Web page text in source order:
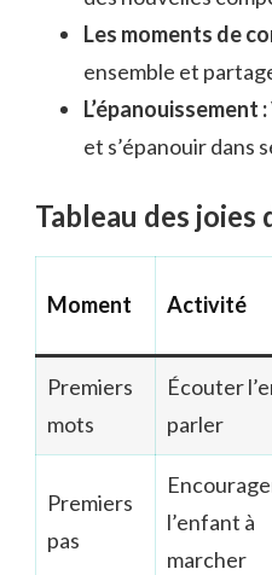
Les moments de
ensemble et
L’épanouissement :
et s’épanouir dans
Tableau des
Moment Activité
Premiers
mots
Écouter
parler
Premiers
pas
l’enfant à
marcher